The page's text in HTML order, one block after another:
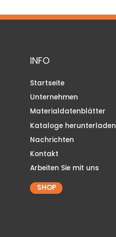
INFO
Startseite
Unternehmen
Materialdatenblätter
Kataloge herunterladen
Nachrichten
Kontakt
Arbeiten Sie mit uns
SHOP